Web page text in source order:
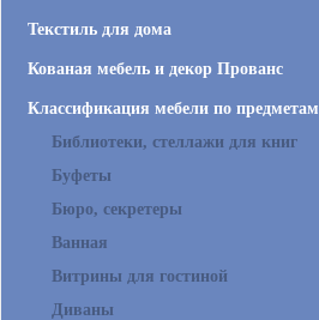
Текстиль для дома
Кованая мебель и декор Прованс
Классификация мебели по предметам
Библиотеки, стеллажи для книг
Буфеты
Бюро, секретеры
Ванная
Витрины для гостиной
Диваны